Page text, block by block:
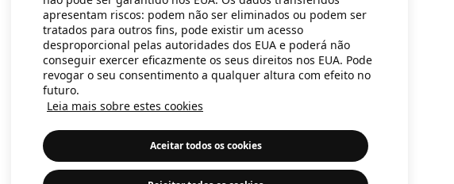
apresentam riscos: podem não ser eliminados ou podem ser
tratados para outros fins, pode existir um acesso
desproporcional pelas autoridades dos EUA e poderá não
conseguir exercer eficazmente os seus direitos nos EUA. Pode
revogar o seu consentimento a qualquer altura com efeito no
futuro.
Leia mais sobre estes cookies
Aceitar todos os cookies